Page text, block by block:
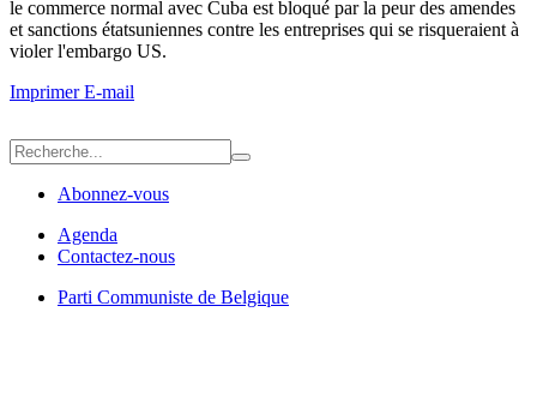
le commerce normal avec Cuba est bloqué par la peur des amendes
et sanctions étatsuniennes contre les entreprises qui se risqueraient à
violer l'embargo US.
ImprimerE-mail
Abonnez-vous
Agenda
Contactez-nous
Parti Communiste de Belgique